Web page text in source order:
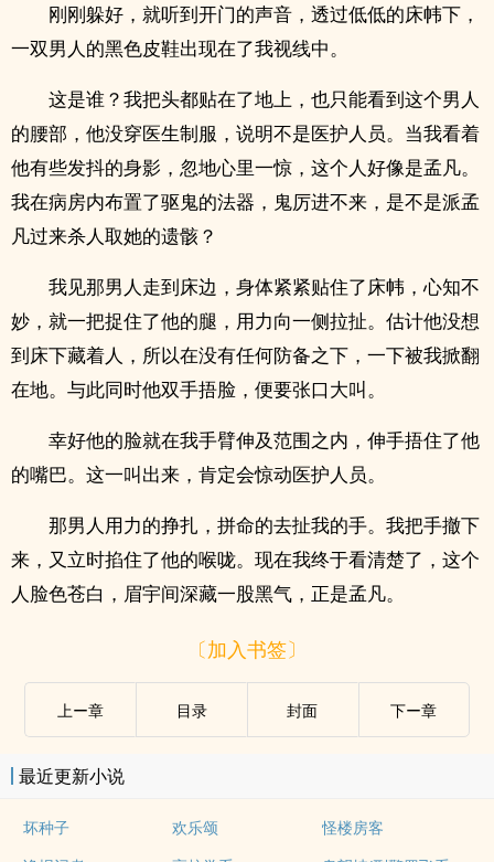
刚刚躲好，就听到开门的声音，透过低低的床帏下，
一双男人的黑色皮鞋出现在了我视线中。
这是谁？我把头都贴在了地上，也只能看到这个男人
的腰部，他没穿医生制服，说明不是医护人员。当我看着
他有些发抖的身影，忽地心里一惊，这个人好像是孟凡。
我在病房内布置了驱鬼的法器，鬼厉进不来，是不是派孟
凡过来杀人取她的遗骸？
我见那男人走到床边，身体紧紧贴住了床帏，心知不
妙，就一把捉住了他的腿，用力向一侧拉扯。估计他没想
到床下藏着人，所以在没有任何防备之下，一下被我掀翻
在地。与此同时他双手捂脸，便要张口大叫。
幸好他的脸就在我手臂伸及范围之内，伸手捂住了他
的嘴巴。这一叫出来，肯定会惊动医护人员。
那男人用力的挣扎，拼命的去扯我的手。我把手撤下
来，又立时掐住了他的喉咙。现在我终于看清楚了，这个
人脸色苍白，眉宇间深藏一股黑气，正是孟凡。
〔加入书签〕
上ー章 目录 封面 下ー章
最近更新小说
坏种子 欢乐颂
怪楼房客